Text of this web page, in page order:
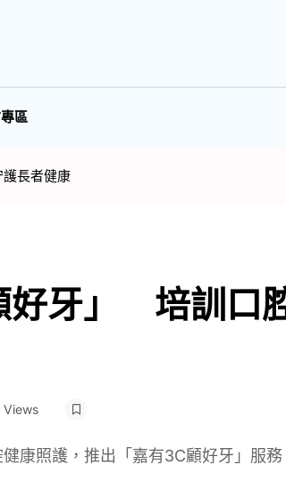
區
長者健康
好牙」 培訓口
Views
康照護，推出「嘉有3C顧好牙」服